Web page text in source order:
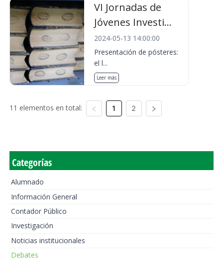
VI Jornadas de
Jóvenes Investi...
2024-05-13 14:00:00
Presentación de pósteres:
el l...
Leer más
11 elementos en total: 1 2
Categorías
Alumnado
Información General
Contador Público
Investigación
Noticias institucionales
Debates